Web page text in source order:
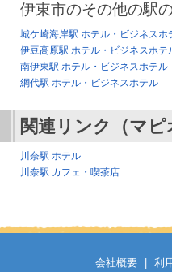
伊東市のその他の駅
城ケ崎海岸駅 ホテル・ビジネスホ
伊豆高原駅 ホテル・ビジネスホテ
南伊東駅 ホテル・ビジネスホテル
網代駅 ホテル・ビジネスホテル
関連リンク（マピ
川奈駅 ホテル
川奈駅 カフェ・喫茶店
会社概要 利